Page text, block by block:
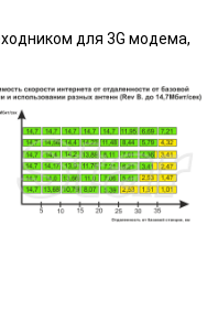
для 3G модема,